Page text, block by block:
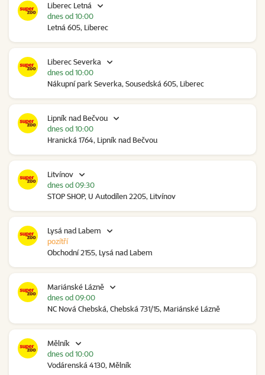
Liberec Letná
Letná 605, Liberec
dnes od 10:00
Liberec Severka
Nákupní park Severka, Sousedská 605, Liberec
dnes od 10:00
Lipník nad Bečvou
Hranická 1764, Lipník nad Bečvou
dnes od 10:00
Litvínov
STOP SHOP, U Autodílen 2205, Litvínov
dnes od 09:30
Lysá nad Labem
Obchodní 2155, Lysá nad Labem
pozítří
Mariánské Lázně
NC Nová Chebská, Chebská 731/15, Mariánské Lázně
dnes od 09:00
Mělník
Vodárenská 4130, Mělník
dnes od 10:00